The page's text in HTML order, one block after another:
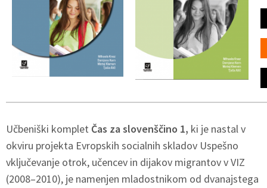
Učbeniški komplet Čas za slovenščino 1, ki je nastal v
okviru projekta Evropskih socialnih skladov Uspešno
vključevanje otrok, učencev in dijakov migrantov v VIZ
(2008–2010), je namenjen mladostnikom od dvanajstega